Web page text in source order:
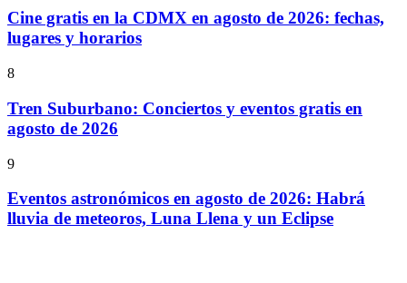
Cine gratis en la CDMX en agosto de 2026: fechas,
lugares y horarios
8
Tren Suburbano: Conciertos y eventos gratis en
agosto de 2026
9
Eventos astronómicos en agosto de 2026: Habrá
lluvia de meteoros, Luna Llena y un Eclipse